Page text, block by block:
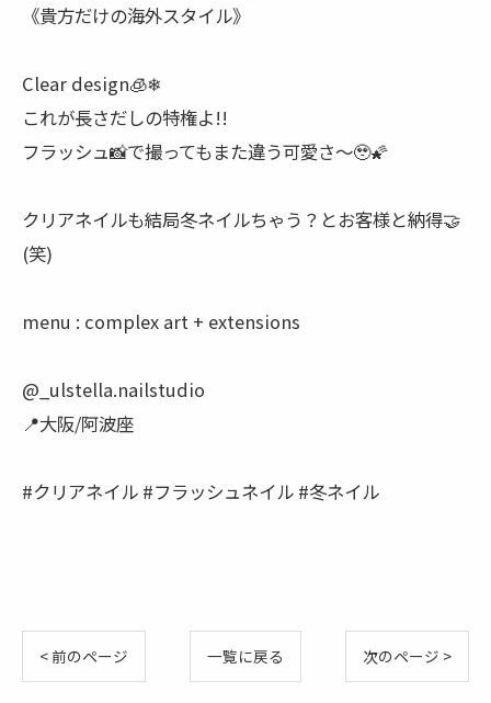
《貴方だけの海外スタイル》
Clear design🧊❄
これが長さだしの特権よ!!
フラッシュ📸で撮ってもまた違う可愛さ～🥹🌠
クリアネイルも結局冬ネイルちゃう？とお客様と納得🤝
(笑)
menu : complex art + extensions
@_ulstella.nailstudio
📍大阪/阿波座
#クリアネイル #フラッシュネイル #冬ネイル
< 前のページ 一覧に戻る 次のページ >